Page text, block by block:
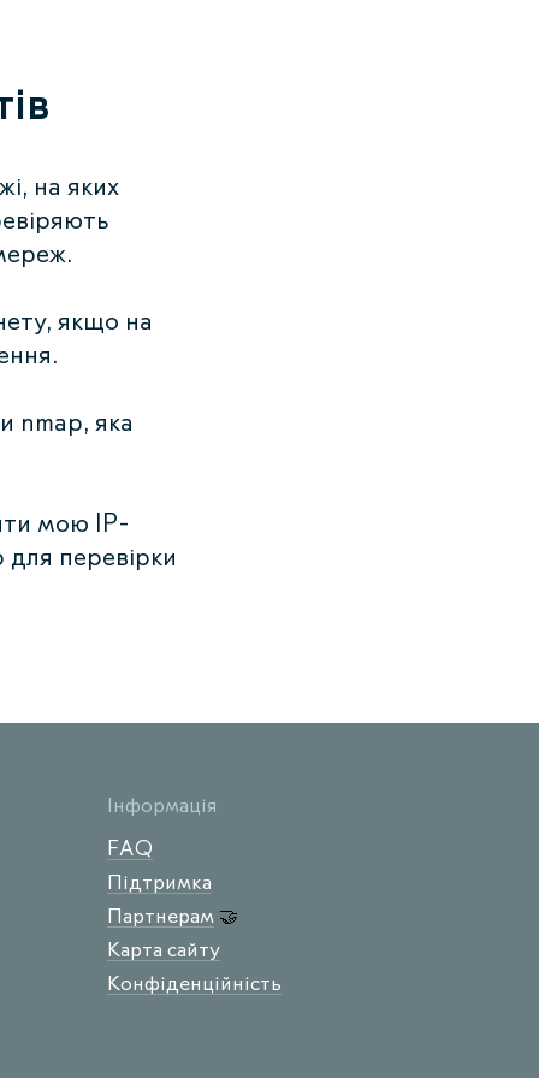
на яких
якщо на
nmap, яка
мою IP-
перевірки
Інформація
FAQ
Підтримка
Партнерам 🤝
Карта сайту
Конфіденційність